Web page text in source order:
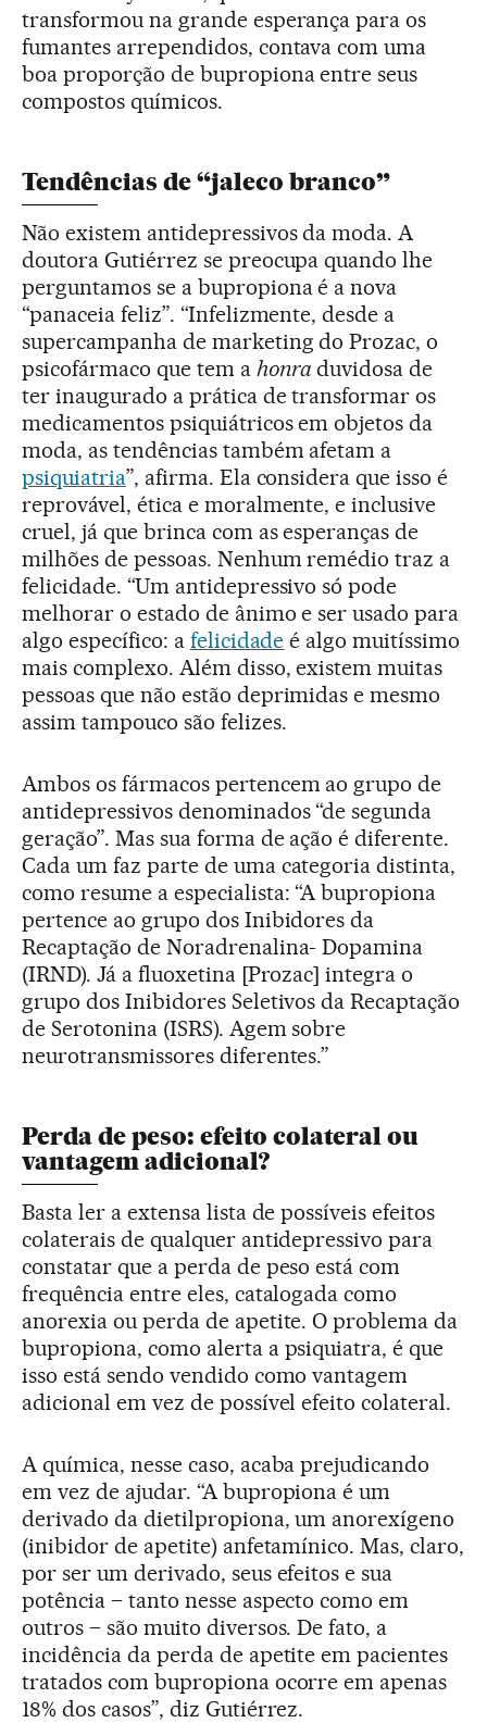
transformou na grande esperança para os
fumantes arrependidos, contava com uma
boa proporção de bupropiona entre seus
compostos químicos.
Tendências de “jaleco branco”
Não existem antidepressivos da moda. A
doutora Gutiérrez se preocupa quando lhe
perguntamos se a bupropiona é a nova
“panaceia feliz”. “Infelizmente, desde a
supercampanha de marketing do Prozac, o
psicofármaco que tem a honra duvidosa de
ter inaugurado a prática de transformar os
medicamentos psiquiátricos em objetos da
moda, as tendências também afetam a
psiquiatria”, afirma. Ela considera que isso é
reprovável, ética e moralmente, e inclusive
cruel, já que brinca com as esperanças de
milhões de pessoas. Nenhum remédio traz a
felicidade. “Um antidepressivo só pode
melhorar o estado de ânimo e ser usado para
algo específico: a felicidade é algo muitíssimo
mais complexo. Além disso, existem muitas
pessoas que não estão deprimidas e mesmo
assim tampouco são felizes.
Ambos os fármacos pertencem ao grupo de
antidepressivos denominados “de segunda
geração”. Mas sua forma de ação é diferente.
Cada um faz parte de uma categoria distinta,
como resume a especialista: “A bupropiona
pertence ao grupo dos Inibidores da
Recaptação de Noradrenalina- Dopamina
(IRND). Já a fluoxetina [Prozac] integra o
grupo dos Inibidores Seletivos da Recaptação
de Serotonina (ISRS). Agem sobre
neurotransmissores diferentes.”
Perda de peso: efeito colateral ou
vantagem adicional?
Basta ler a extensa lista de possíveis efeitos
colaterais de qualquer antidepressivo para
constatar que a perda de peso está com
frequência entre eles, catalogada como
anorexia ou perda de apetite. O problema da
bupropiona, como alerta a psiquiatra, é que
isso está sendo vendido como vantagem
adicional em vez de possível efeito colateral.
A química, nesse caso, acaba prejudicando
em vez de ajudar. “A bupropiona é um
derivado da dietilpropiona, um anorexígeno
(inibidor de apetite) anfetamínico. Mas, claro,
por ser um derivado, seus efeitos e sua
potência – tanto nesse aspecto como em
outros – são muito diversos. De fato, a
incidência da perda de apetite em pacientes
tratados com bupropiona ocorre em apenas
18% dos casos”, diz Gutiérrez.